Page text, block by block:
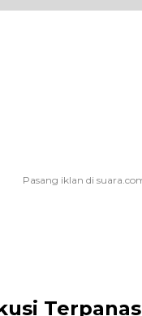
Terpanas